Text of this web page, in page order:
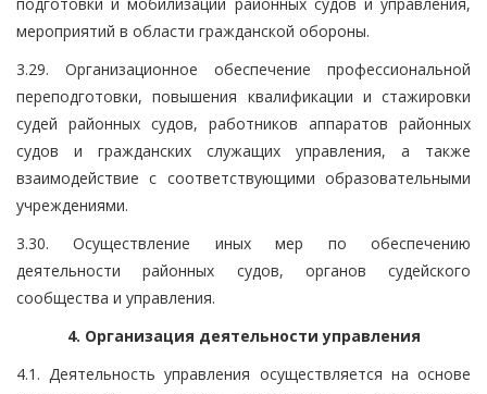
мероприятий в области гражданской обороны.
3.29. Организационное обеспечение профессиональной
переподготовки, повышения квалификации и стажировки
судей районных судов, работников аппаратов районных
судов и гражданских служащих управления, а также
взаимодействие с соответствующими образовательными
учреждениями.
3.30. Осуществление иных мер по обеспечению
деятельности районных судов, органов судейского
сообщества и управления.
4. Организация деятельности управления
4.1. Деятельность управления осуществляется на основе